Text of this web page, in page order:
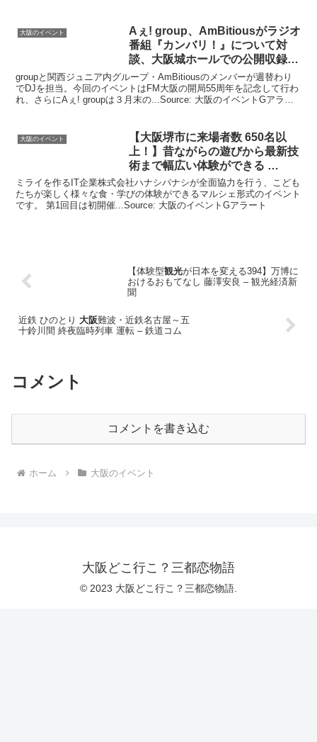
大阪のイベント
Aぇ! group、AmBitiousがラジオ
番組『カンバリ！』について対
談、 大阪城ホールでの公開収録は
…
groupと関西ジュニア内グループ・AmBitiousのメンバーが週替わり
でDJを担当。今回のイベントはFM大阪の開局55周年を記念して行わ
れ、さらにAぇ! groupは３月末の...Source: 大阪のイベントGアラー
大阪のイベント 【大阪堺市に来場者数 650名以
上！】昔ながらの遊びから最新技
術まで幅広い体験ができる …
ミライを作るIT企業株式会社ハナシパナシが全面協力を行う、こども
たちが楽しく様々な食・学びの体験ができるマルシェ形式のイベント
です。 第1回目は初開催...Source: 大阪のイベントGアラート
【体験型観光が日本を変える394】万博に
おけるおもてなし 藤澤安良 – 観光経済新
聞
近鉄 ひのとり 大阪難波・近鉄名古屋～五
十鈴川間 終夜臨時列車 運転 – 鉄道コム
コメント
コメントを書き込む
ホーム 大阪のイベント
大阪どこ行こ？三都恋物語
© 2023 大阪どこ行こ？三都恋物語.